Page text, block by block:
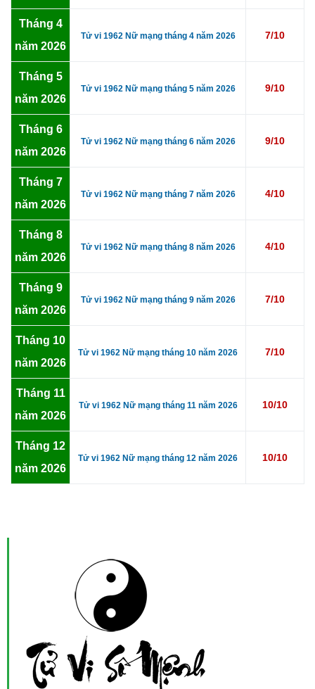
Tháng 4
năm 2026
Tử vi 1962 Nữ mạng tháng 4 năm 2026 7/10
Tháng 5
năm 2026
Tử vi 1962 Nữ mạng tháng 5 năm 2026 9/10
Tháng 6
năm 2026
Tử vi 1962 Nữ mạng tháng 6 năm 2026 9/10
Tháng 7
năm 2026
Tử vi 1962 Nữ mạng tháng 7 năm 2026 4/10
Tháng 8
năm 2026
Tử vi 1962 Nữ mạng tháng 8 năm 2026 4/10
Tháng 9
năm 2026
Tử vi 1962 Nữ mạng tháng 9 năm 2026 7/10
Tháng 10
năm 2026
Tử vi 1962 Nữ mạng tháng 10 năm 2026 7/10
Tháng 11
năm 2026
Tử vi 1962 Nữ mạng tháng 11 năm 2026 10/10
Tháng 12
năm 2026
Tử vi 1962 Nữ mạng tháng 12 năm 2026 10/10